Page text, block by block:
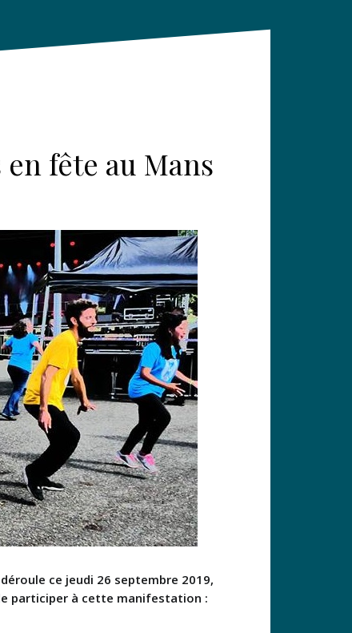
fête au Mans
ce jeudi 26 septembre 2019,
participer à cette manifestation :